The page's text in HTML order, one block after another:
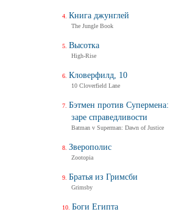
Книга джунглей
The Jungle Book
Высотка
High-Rise
Кловерфилд, 10
10 Cloverfield Lane
Бэтмен против
заре справедливости
Batman v Superman: Dawn of Justice
Зверополис
Zootopia
Братья из Гримсби
Grimsby
Боги Египта